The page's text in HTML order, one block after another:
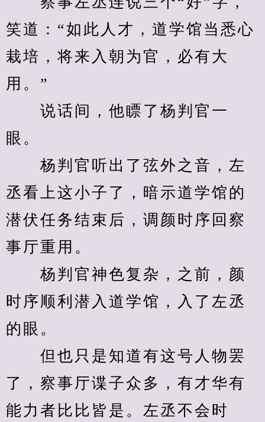
笑道：“如此人才，道学馆当悉心
栽培，将来入朝为官，必有大
用。”
说话间，他瞟了杨判官一
眼。
杨判官听出了弦外之音，左
丞看上这小子了，暗示道学馆的
潜伏任务结束后，调颜时序回察
事厅重用。
杨判官神色复杂，之前，颜
时序顺利潜入道学馆，入了左丞
的眼。
但也只是知道有这号人物罢
了，察事厅谍子众多，有才华有
能力者比比皆是。左丞不会时